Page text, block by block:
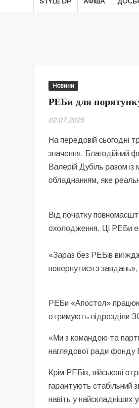
Новини
РЕБи для
02.07.2025
На передовій сьогодні
значення. Благодійний
Валерій Дубіль разом
обладнанням, яке
Від початку
охолодження. Ці РЕБи
«Зараз без РЕБів
повернутися з
РЕБи «Апостол»
отримують підрозділи
«Ми з командою та
наглядової ради фонду
Крім РЕБів, військові
гарантують стабільний
навіть у найскладніших